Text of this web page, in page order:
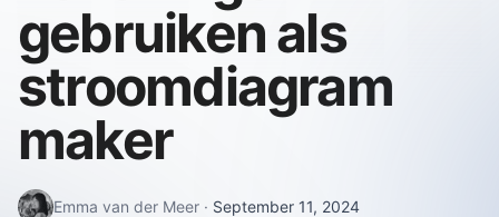
gebruiken als
stroomdiagram
maker
Emma van der Meer · September 11, 2024